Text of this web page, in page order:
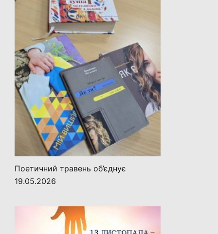
Поетичний травень об’єднує
19.05.2026